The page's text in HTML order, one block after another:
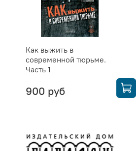
Как выжить в
современной тюрьме.
Часть 1
900 руб